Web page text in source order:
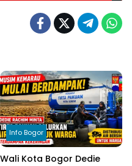
Info Bogor
Wali Kota Bogor Dedie